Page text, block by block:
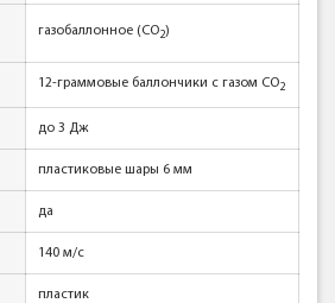
газобаллонное (CO2)
12-граммовые баллончики с газом CO2
до 3 Дж
пластиковые шары 6 мм
да
140 м/с
пластик